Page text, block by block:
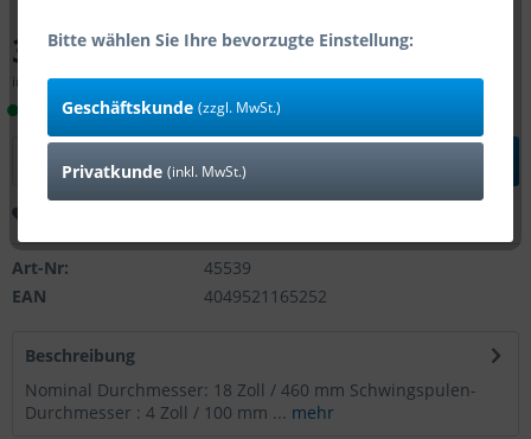
384,39 € *
inkl. MwSt.zzgl. Versandkosten
Lieferbar innerhalb 14 Tagen (Bestand: 0)
Art-Nr:
45539
EAN
4049521165252
Beschreibung
Nominal Durchmesser: 18 Zoll / 460 mm Schwingspulen-
Durchmesser : 4 Zoll / 100 mm ... mehr
Bitte wählen Sie Ihre bevorzugte Einstellung:
Geschäftskunde (zzgl. MwSt.)
Privatkunde (inkl. MwSt.)